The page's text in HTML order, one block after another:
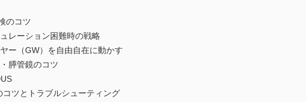
のコツ
レーション困難時の戦略
ー（GW）を自由自在に動かす
膵管鏡のコツ
コツとトラブルシューティング